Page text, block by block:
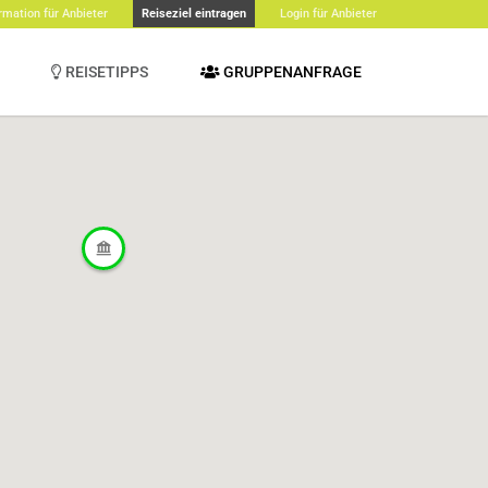
für Anbieter Reiseziel eintragen Login für Anbieter
REISETIPPS GRUPPENANFRAGE